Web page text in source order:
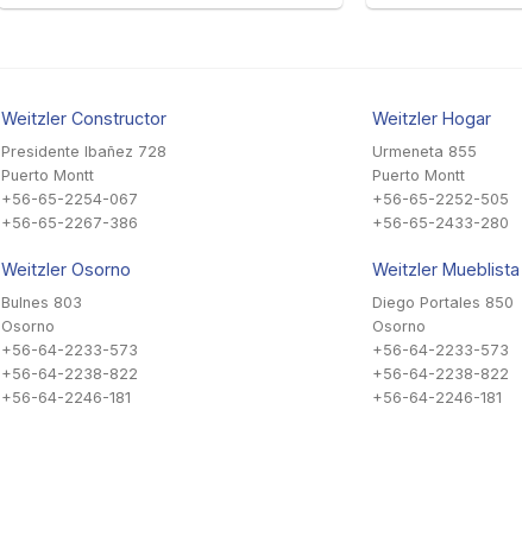
Weitzler Constructor
Presidente Ibañez 728
Puerto Montt
+56-65-2254-067
+56-65-2267-386
Weitzler Osorno
Bulnes 803
Osorno
+56-64-2233-573
+56-64-2238-822
+56-64-2246-181
Weitzler Hogar
Urmeneta 855
Puerto Montt
+56-65-2252-505
+56-65-2433-280
Weitzler Mueblista
Diego Portales 850
Osorno
+56-64-2233-573
+56-64-2238-822
+56-64-2246-181